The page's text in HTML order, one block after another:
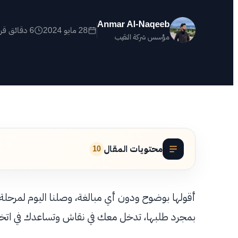
Anmar Al-Naqeeb
مؤسس شركة النقيب
28 مايو 2024 6 دقائق قراءة
محتويات المقال 10
أقولها بوضوح ودون أي مبالغة، وصلنا اليوم
بمجرد طلبها، تدخل معك في نقاش وتساعدك في